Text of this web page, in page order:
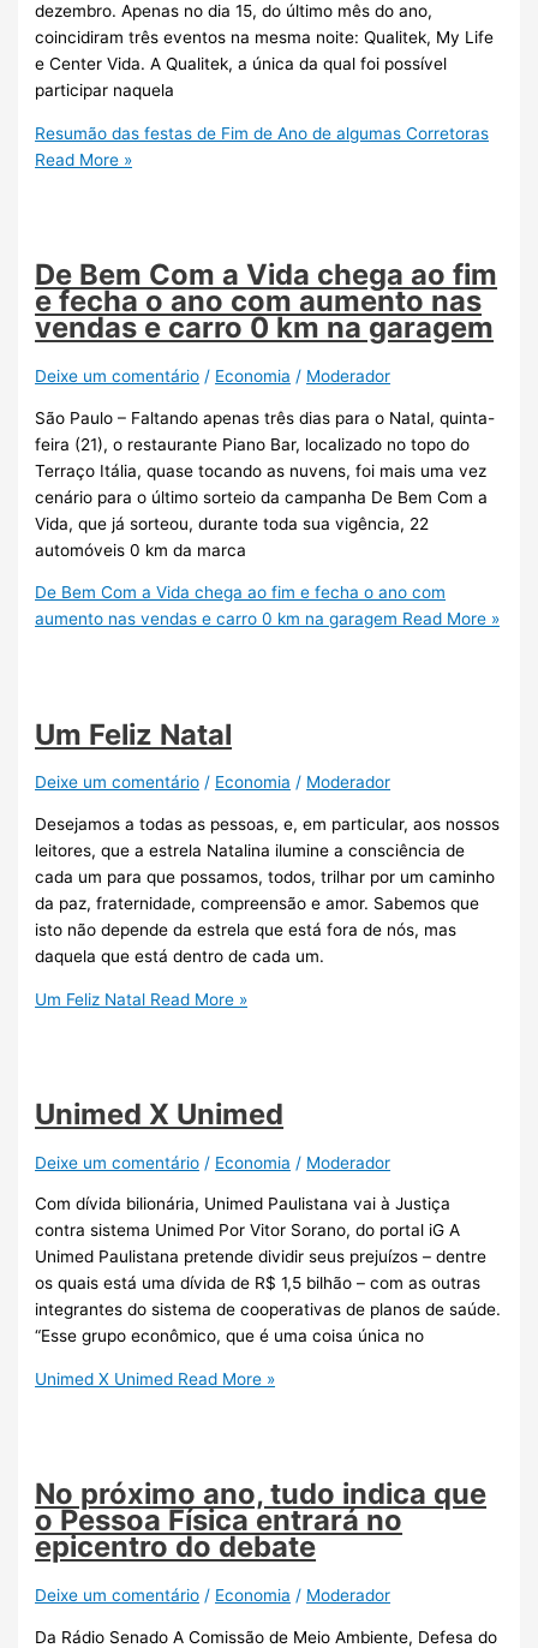
dezembro. Apenas no dia 15, do último mês do ano,
coincidiram três eventos na mesma noite: Qualitek, My Life
e Center Vida. A Qualitek, a única da qual foi possível
participar naquela
Resumão das festas de Fim de Ano de algumas Corretoras
Read More »
De Bem Com a Vida chega ao fim
e fecha o ano com aumento nas
vendas e carro 0 km na garagem
Deixe um comentário / Economia / Moderador
São Paulo – Faltando apenas três dias para o Natal, quinta-
feira (21), o restaurante Piano Bar, localizado no topo do
Terraço Itália, quase tocando as nuvens, foi mais uma vez
cenário para o último sorteio da campanha De Bem Com a
Vida, que já sorteou, durante toda sua vigência, 22
automóveis 0 km da marca
De Bem Com a Vida chega ao fim e fecha o ano com
aumento nas vendas e carro 0 km na garagem Read More »
Um Feliz Natal
Deixe um comentário / Economia / Moderador
Desejamos a todas as pessoas, e, em particular, aos nossos
leitores, que a estrela Natalina ilumine a consciência de
cada um para que possamos, todos, trilhar por um caminho
da paz, fraternidade, compreensão e amor. Sabemos que
isto não depende da estrela que está fora de nós, mas
daquela que está dentro de cada um.
Um Feliz Natal Read More »
Unimed X Unimed
Deixe um comentário / Economia / Moderador
Com dívida bilionária, Unimed Paulistana vai à Justiça
contra sistema Unimed Por Vitor Sorano, do portal iG A
Unimed Paulistana pretende dividir seus prejuízos – dentre
os quais está uma dívida de R$ 1,5 bilhão – com as outras
integrantes do sistema de cooperativas de planos de saúde.
“Esse grupo econômico, que é uma coisa única no
Unimed X Unimed Read More »
No próximo ano, tudo indica que
o Pessoa Física entrará no
epicentro do debate
Deixe um comentário / Economia / Moderador
Da Rádio Senado A Comissão de Meio Ambiente, Defesa do